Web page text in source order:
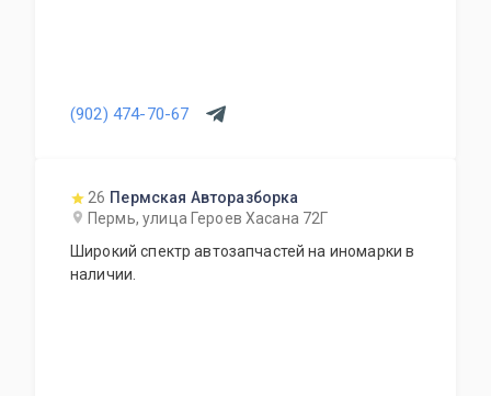
(902) 474-70-67
26 Пермская Авторазборка
Пермь, улица Героев Хасана 72Г
Широкий спектр автозапчастей на иномарки в
наличии.